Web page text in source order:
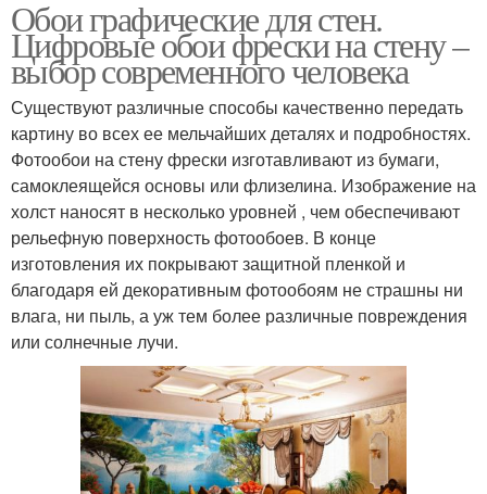
Обои графические для стен.
Цифровые обои фрески на стену –
выбор современного человека
Существуют различные способы качественно передать
картину во всех ее мельчайших деталях и подробностях.
Фотообои на стену фрески изготавливают из бумаги,
самоклеящейся основы или флизелина. Изображение на
холст наносят в несколько уровней , чем обеспечивают
рельефную поверхность фотообоев. В конце
изготовления их покрывают защитной пленкой и
благодаря ей декоративным фотообоям не страшны ни
влага, ни пыль, а уж тем более различные повреждения
или солнечные лучи.